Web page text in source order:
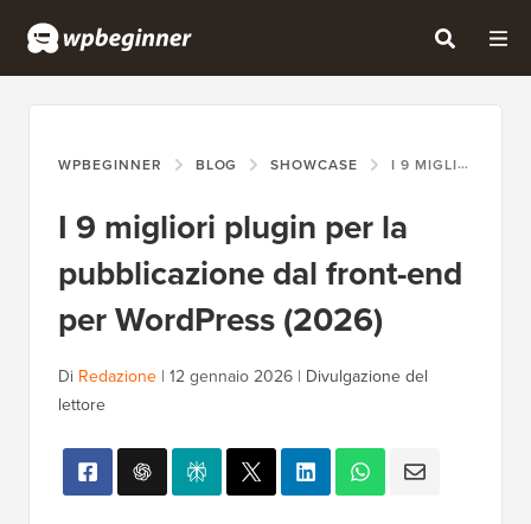
WPBEGINNER BLOG SHOWCASE I 9 MIGLIORI PLUGIN PER LA PUBBLICAZIONE DAL FRONT-END PER WORDPRESS (2026)
I 9 migliori plugin per la
pubblicazione dal front-end
per WordPress (2026)
Di Redazione | 12 gennaio 2026 | Divulgazione del
lettore